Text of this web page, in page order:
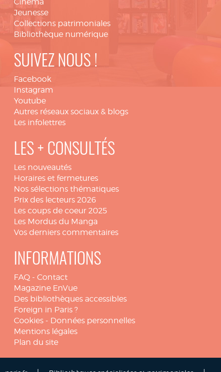
Jeunesse
Collections patrimoniales
Bibliothèque numérique
SUIVEZ NOUS !
Facebook
Instagram
Youtube
Autres réseaux sociaux & blogs
Les infolettres
LES + CONSULTÉS
Les nouveautés
Horaires et fermetures
Nos sélections thématiques
Prix des lecteurs 2026
Les coups de coeur 2025
Les Mordus du Manga
Vos derniers commentaires
INFORMATIONS
FAQ - Contact
Magazine EnVue
Des bibliothèques accessibles
Foreign in Paris ?
Cookies - Données personnelles
Mentions légales
Plan du site